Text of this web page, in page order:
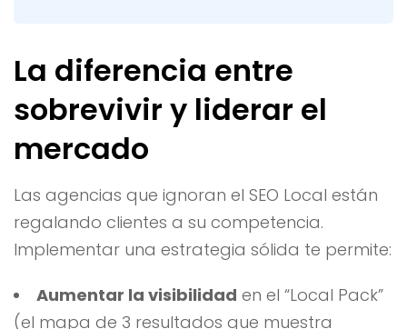
La diferencia entre
sobrevivir y liderar el
mercado
Las agencias que ignoran el SEO Local están
regalando clientes a su competencia.
Implementar una estrategia sólida te permite:
Aumentar la visibilidad en el “Local Pack”
(el mapa de 3 resultados que muestra